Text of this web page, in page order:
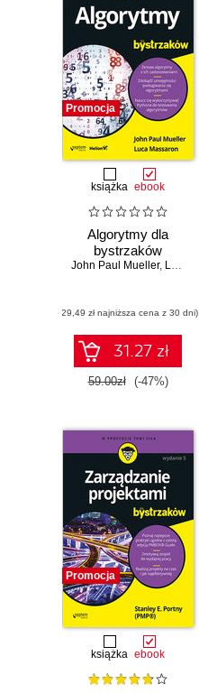
Promocja
książka ebook
Algorytmy dla
bystrzaków
John Paul Mueller, Luca Massaron
(29,49 zł najniższa cena z 30 dni)
31.27 zł
59.00zł (-47%)
Promocja
książka ebook